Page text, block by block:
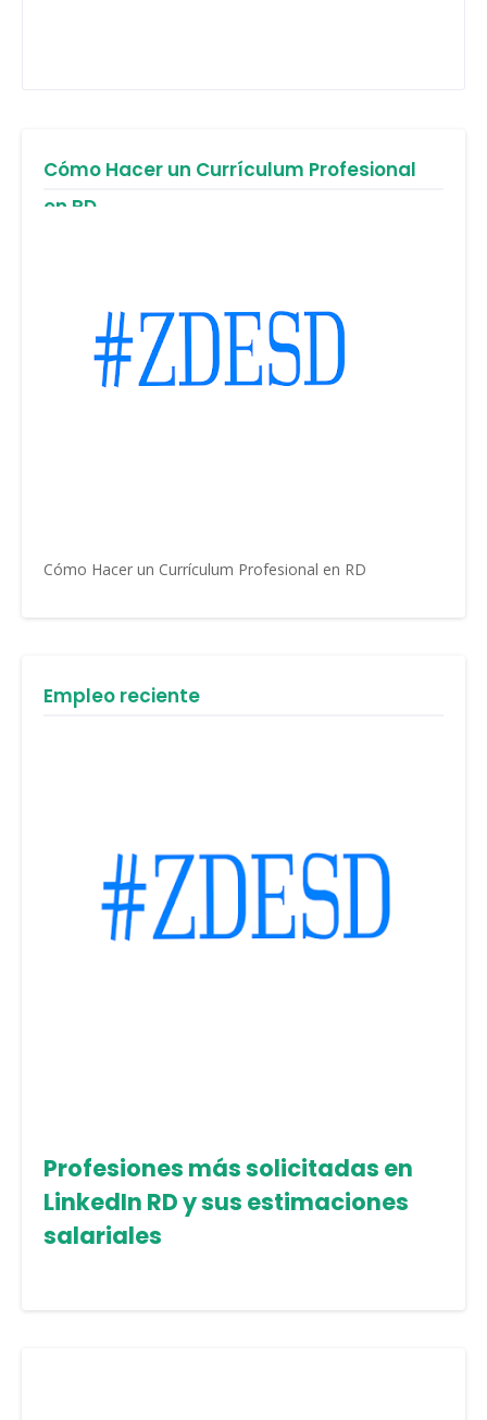
Cómo Hacer un Currículum Profesional
en RD
Cómo Hacer un Currículum Profesional en RD
Empleo reciente
Profesiones más solicitadas en
LinkedIn RD y sus estimaciones
salariales